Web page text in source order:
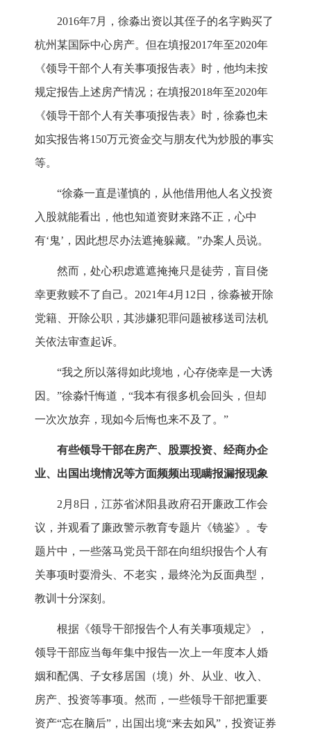
2016年7月，徐淼出资以其侄子的名字购买了
杭州某国际中心房产。但在填报2017年至2020年
《领导干部个人有关事项报告表》时，他均未按
规定报告上述房产情况；在填报2018年至2020年
《领导干部个人有关事项报告表》时，徐淼也未
如实报告将150万元资金交与朋友代为炒股的事实
等。
“徐淼一直是谨慎的，从他借用他人名义投资
入股就能看出，他也知道资财来路不正，心中
有‘鬼’，因此想尽办法遮掩躲藏。”办案人员说。
然而，处心积虑遮遮掩掩只是徒劳，盲目侥
幸更救赎不了自己。2021年4月12日，徐淼被开除
党籍、开除公职，其涉嫌犯罪问题被移送司法机
关依法审查起诉。
“我之所以落得如此境地，心存侥幸是一大诱
因。”徐淼忏悔道，“我本有很多机会回头，但却
一次次放弃，现如今后悔也来不及了。”
有些领导干部在房产、股票投资、经商办企
业、出国出境情况等方面频频出现瞒报漏报现象
2月8日，江苏省沭阳县政府召开廉政工作会
议，并观看了廉政警示教育专题片《镜鉴》。专
题片中，一些落马党员干部在向组织报告个人有
关事项时耍滑头、不老实，最终沦为反面典型，
教训十分深刻。
根据《领导干部报告个人有关事项规定》，
领导干部应当每年集中报告一次上一年度本人婚
姻和配偶、子女移居国（境）外、从业、收入、
房产、投资等事项。然而，一些领导干部把重要
资产“忘在脑后”，出国出境“来去如风”，投资证券